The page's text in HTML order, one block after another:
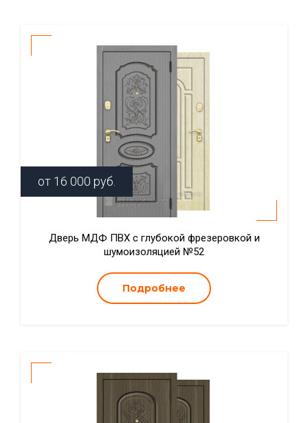
от 16 000 руб.
Дверь МДФ ПВХ с глубокой фрезеровкой и
шумоизоляцией №52
Подробнее